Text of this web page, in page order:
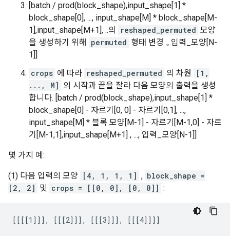
[batch / prod(block_shape),input_shape[1] *
block_shape[0], ..., input_shape[M] * block_shape[M-
1],input_shape[M+1], ..의
reshaped_permuted 모양
을 생성하기 위해
permuted 형태 변경 ., 입력_모양[N-
1]]
crops 에 따라 reshaped_permuted 의 차원
[1,
..., M] 의 시작과 끝을 잘라 다음 모양의 출력을 생성
합니다. [batch / prod(block_shape),input_shape[1] *
block_shape[0] - 자르기[0, 0] - 자르기[0,1], ...,
input_shape[M] * 블록 모양[M-1] - 자르기[M-1,0] - 자르
기[M-1,1],input_shape[M+1] , ..., 입력_모양[N-1]]
몇 가지 예:
(1) 다음 입력의 모양 [4, 1, 1, 1] , block_shape =
[2, 2] 및 crops = [[0, 0], [0, 0]] :
[[[[1]]], [[[2]]], [[[3]]], [[[4]]]]